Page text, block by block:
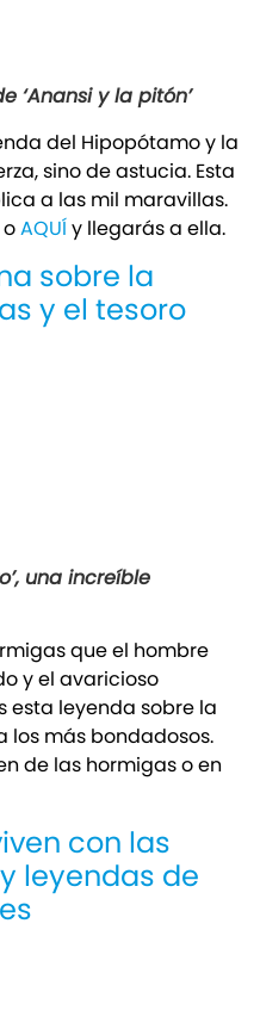
‘Anansi y la pitón’
del Hipopótamo y la
sino de astucia. Esta
a las mil maravillas.
AQUÍy llegarás a ella.
sobre la
y el tesoro
una increíble
que el hombre
y el avaricioso
esta leyenda sobre la
los más bondadosos.
de las hormigas o en
con las
leyendas de